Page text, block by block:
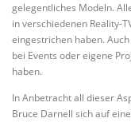
gelegentliches Modeln.
in verschiedenen Reality-
eingestrichen haben.
bei Events oder eigene
haben.
In Anbetracht all dieser
Bruce Darnell sich auf